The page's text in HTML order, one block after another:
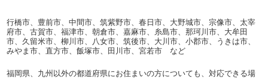
行橋市、豊前市、中間市、筑紫野市、春日市、大野城市、宗像市、太宰
府市、古賀市、福津市、朝倉市、嘉麻市、糸島市、那珂川市、大牟田
市、久留米市、柳川市、八女市、筑後市、大川市、小郡市、うきは市、
みやま市、直方市、飯塚市、田川市、宮若市 など
福岡県、九州以外の都道府県にお住まいの方についても、対応できる場